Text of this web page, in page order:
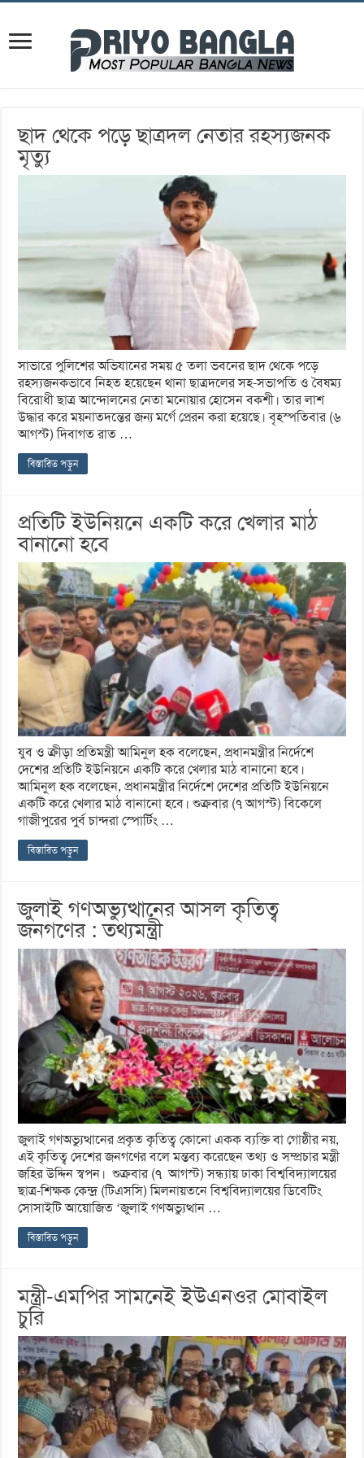
ছাদ থেকে পড়ে ছাত্রদল নেতার রহস্যজনক
মৃত্যু
সাভারে পুলিশের অভিযানের সময় ৫ তলা ভবনের ছাদ থেকে পড়ে
রহস্যজনকভাবে নিহত হয়েছেন থানা ছাত্রদলের সহ-সভাপতি ও বৈষম্য
বিরোধী ছাত্র আন্দোলনের নেতা মনোয়ার হোসেন বকশী। তার লাশ
উদ্ধার করে ময়নাতদন্তের জন্য মর্গে প্রেরন করা হয়েছে। বৃহস্পতিবার (৬
আগস্ট) দিবাগত রাত …
বিস্তারিত পড়ুন
প্রতিটি ইউনিয়নে একটি করে খেলার মাঠ
বানানো হবে
যুব ও ক্রীড়া প্রতিমন্ত্রী আমিনুল হক বলেছেন, প্রধানমন্ত্রীর নির্দেশে
দেশের প্রতিটি ইউনিয়নে একটি করে খেলার মাঠ বানানো হবে।
আমিনুল হক বলেছেন, প্রধানমন্ত্রীর নির্দেশে দেশের প্রতিটি ইউনিয়নে
একটি করে খেলার মাঠ বানানো হবে। শুক্রবার (৭ আগস্ট) বিকেলে
গাজীপুরের পুর্ব চান্দরা স্পোর্টিং …
বিস্তারিত পড়ুন
জুলাই গণঅভ্যুত্থানের আসল কৃতিত্ব
জনগণের : তথ্যমন্ত্রী
জুলাই গণঅভ্যুত্থানের প্রকৃত কৃতিত্ব কোনো একক ব্যক্তি বা গোষ্ঠীর নয়,
এই কৃতিত্ব দেশের জনগণের বলে মন্তব্য করেছেন তথ্য ও সম্প্রচার মন্ত্রী
জহির উদ্দিন স্বপন। শুক্রবার (৭ আগস্ট) সন্ধ্যায় ঢাকা বিশ্ববিদ্যালয়ের
ছাত্র-শিক্ষক কেন্দ্র (টিএসসি) মিলনায়তনে বিশ্ববিদ্যালয়ের ডিবেটিং
সোসাইটি আয়োজিত ‘জুলাই গণঅভ্যুত্থান …
বিস্তারিত পড়ুন
মন্ত্রী-এমপির সামনেই ইউএনওর মোবাইল
চুরি